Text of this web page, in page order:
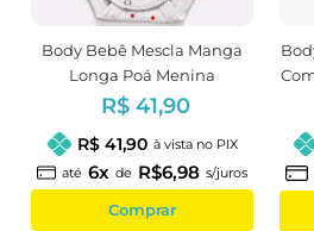
Body Bebê Mescla Manga
Longa Poá Menina
R$ 41,90
R$ 41,90 à vista no PIX
até 6x de R$6,98 s/juros
Comprar